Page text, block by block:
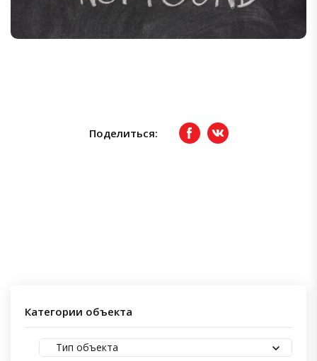
Поделиться: FacebookвКонтакте
Категории объекта
Тип объекта